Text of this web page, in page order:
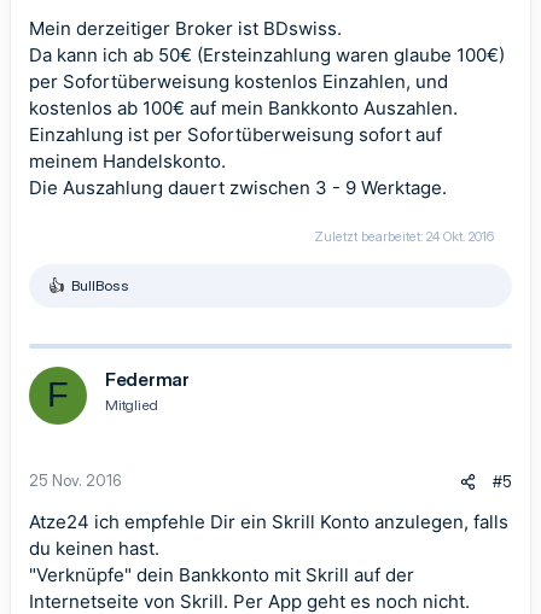
Mein derzeitiger Broker ist BDswiss.
Da kann ich ab 50€ (Ersteinzahlung waren glaube 100€)
per Sofortüberweisung kostenlos Einzahlen, und
kostenlos ab 100€ auf mein Bankkonto Auszahlen.
Einzahlung ist per Sofortüberweisung sofort auf
meinem Handelskonto.
Die Auszahlung dauert zwischen 3 - 9 Werktage.
Zuletzt bearbeitet: 24 Okt. 2016
R
k
t
o
n
:
BullBoss
F Federmar
Mitglied
25 Nov. 2016 #5
Atze24 ich empfehle Dir ein Skrill Konto anzulegen, falls
du keinen hast.
"Verknüpfe" dein Bankkonto mit Skrill auf der
Internetseite von Skrill. Per App geht es noch nicht.